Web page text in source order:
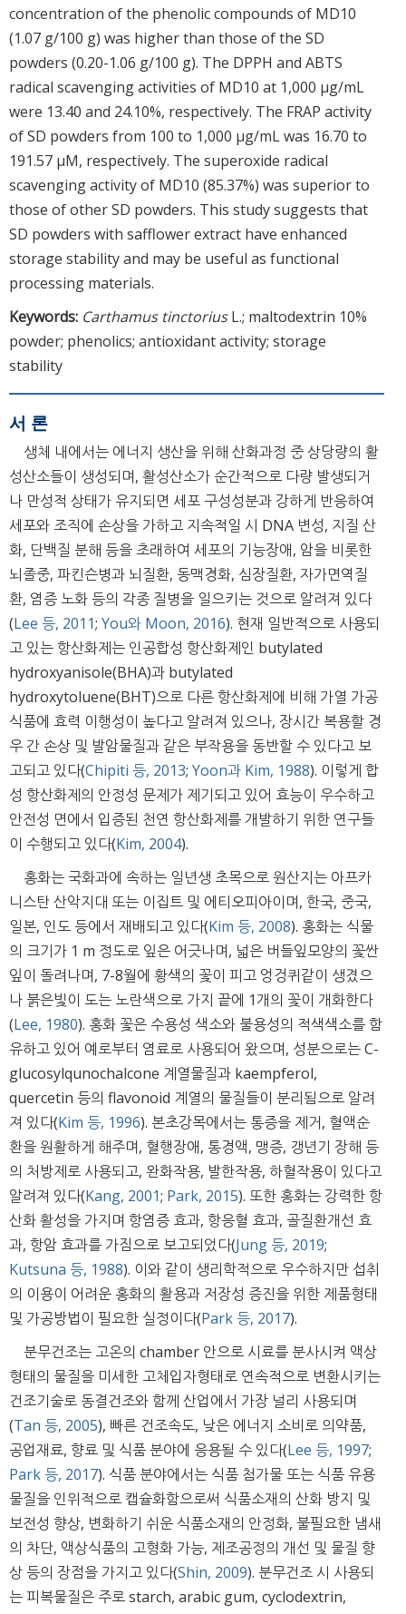
concentration of the phenolic compounds of MD10
(1.07 g/100 g) was higher than those of the SD
powders (0.20-1.06 g/100 g). The DPPH and ABTS
radical scavenging activities of MD10 at 1,000 μg/mL
were 13.40 and 24.10%, respectively. The FRAP activity
of SD powders from 100 to 1,000 μg/mL was 16.70 to
191.57 μM, respectively. The superoxide radical
scavenging activity of MD10 (85.37%) was superior to
those of other SD powders. This study suggests that
SD powders with safflower extract have enhanced
storage stability and may be useful as functional
processing materials.
Keywords: Carthamus tinctoriusL.; maltodextrin 10%
powder; phenolics; antioxidant activity; storage
stability
서 론
생체 내에서는 에너지 생산을 위해 산화과정 중 상당량의 활
성산소들이 생성되며, 활성산소가 순간적으로 다량 발생되거
나 만성적 상태가 유지되면 세포 구성성분과 강하게 반응하여
세포와 조직에 손상을 가하고 지속적일 시 DNA 변성, 지질 산
화, 단백질 분해 등을 초래하여 세포의 기능장애, 암을 비롯한
뇌졸중, 파킨슨병과 뇌질환, 동맥경화, 심장질환, 자가면역질
환, 염증 노화 등의 각종 질병을 일으키는 것으로 알려져 있다
(Lee 등, 2011; You와 Moon, 2016). 현재 일반적으로 사용되
고 있는 항산화제는 인공합성 항산화제인 butylated
hydroxyanisole(BHA)과 butylated
hydroxytoluene(BHT)으로 다른 항산화제에 비해 가열 가공
식품에 효력 이행성이 높다고 알려져 있으나, 장시간 복용할 경
우 간 손상 및 발암물질과 같은 부작용을 동반할 수 있다고 보
고되고 있다(Chipiti 등, 2013; Yoon과 Kim, 1988). 이렇게 합
성 항산화제의 안정성 문제가 제기되고 있어 효능이 우수하고
안전성 면에서 입증된 천연 항산화제를 개발하기 위한 연구들
이 수행되고 있다(Kim, 2004).
홍화는 국화과에 속하는 일년생 초목으로 원산지는 아프카
니스탄 산악지대 또는 이집트 및 에티오피아이며, 한국, 중국,
일본, 인도 등에서 재배되고 있다(Kim 등, 2008). 홍화는 식물
의 크기가 1 m 정도로 잎은 어긋나며, 넓은 버들잎모양의 꽃싼
잎이 돌려나며, 7-8월에 황색의 꽃이 피고 엉겅퀴같이 생겼으
나 붉은빛이 도는 노란색으로 가지 끝에 1개의 꽃이 개화한다
(Lee, 1980). 홍화 꽃은 수용성 색소와 불용성의 적색색소를 함
유하고 있어 예로부터 염료로 사용되어 왔으며, 성분으로는 C-
glucosylqunochalcone 계열물질과 kaempferol,
quercetin 등의 flavonoid 계열의 물질들이 분리됨으로 알려
져 있다(Kim 등, 1996). 본초강목에서는 통증을 제거, 혈액순
환을 원활하게 해주며, 혈행장애, 통경액, 맹증, 갱년기 장해 등
의 처방제로 사용되고, 완화작용, 발한작용, 하혈작용이 있다고
알려져 있다(Kang, 2001; Park, 2015). 또한 홍화는 강력한 항
산화 활성을 가지며 항염증 효과, 항응혈 효과, 골질환개선 효
과, 항암 효과를 가짐으로 보고되었다(Jung 등, 2019;
Kutsuna 등, 1988). 이와 같이 생리학적으로 우수하지만 섭취
의 이용이 어려운 홍화의 활용과 저장성 증진을 위한 제품형태
및 가공방법이 필요한 실정이다(Park 등, 2017).
분무건조는 고온의 chamber 안으로 시료를 분사시켜 액상
형태의 물질을 미세한 고체입자형태로 연속적으로 변환시키는
건조기술로 동결건조와 함께 산업에서 가장 널리 사용되며
(Tan 등, 2005), 빠른 건조속도, 낮은 에너지 소비로 의약품,
공업재료, 향료 및 식품 분야에 응용될 수 있다(Lee 등, 1997;
Park 등, 2017). 식품 분야에서는 식품 첨가물 또는 식품 유용
물질을 인위적으로 캡슐화함으로써 식품소재의 산화 방지 및
보전성 향상, 변화하기 쉬운 식품소재의 안정화, 불필요한 냄새
의 차단, 액상식품의 고형화 가능, 제조공정의 개선 및 물질 향
상 등의 장점을 가지고 있다(Shin, 2009). 분무건조 시 사용되
는 피복물질은 주로 starch, arabic gum, cyclodextrin,